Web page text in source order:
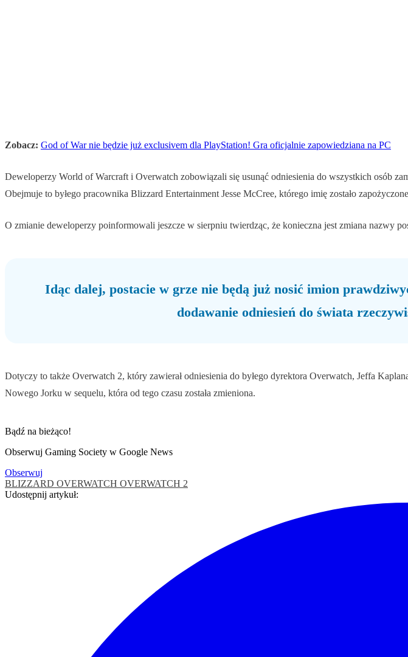
Zobacz: God of War nie będzie już exclusivem dla PlayStation! Gra oficjalnie zapowiedziana na PC
Deweloperzy World of Warcraft i Overwatch zobowiązali się usunąć odniesienia do wszystkich osób
Obejmuje to byłego pracownika Blizzard Entertainment Jesse McCree, którego imię zostało
O zmianie deweloperzy poinformowali jeszcze w sierpniu twierdząc, że konieczna jest zmiana nazwy
Idąc dalej, postacie w grze nie będą już nosić imion
dodawanie odniesień do świata
Dotyczy to także Overwatch 2, który zawierał odniesienia do byłego dyrektora Overwatch, Jeffa
Nowego Jorku w sequelu, która od tego czasu została zmieniona.
Bądź na bieżąco!
Obserwuj Gaming Society w Google News
Obserwuj
BLIZZARD OVERWATCH OVERWATCH 2
Udostępnij artykuł: